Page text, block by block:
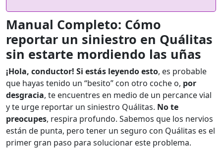
Manual Completo: Cómo
reportar un siniestro en Quálitas
sin estarte mordiendo las uñas
¡Hola, conductor! Si estás leyendo esto, es probable
que hayas tenido un “besito” con otro coche o, por
desgracia, te encuentres en medio de un percance vial
y te urge reportar un siniestro Quálitas. No te
preocupes, respira profundo. Sabemos que los nervios
están de punta, pero tener un seguro con Quálitas es el
primer gran paso para solucionar este problema.